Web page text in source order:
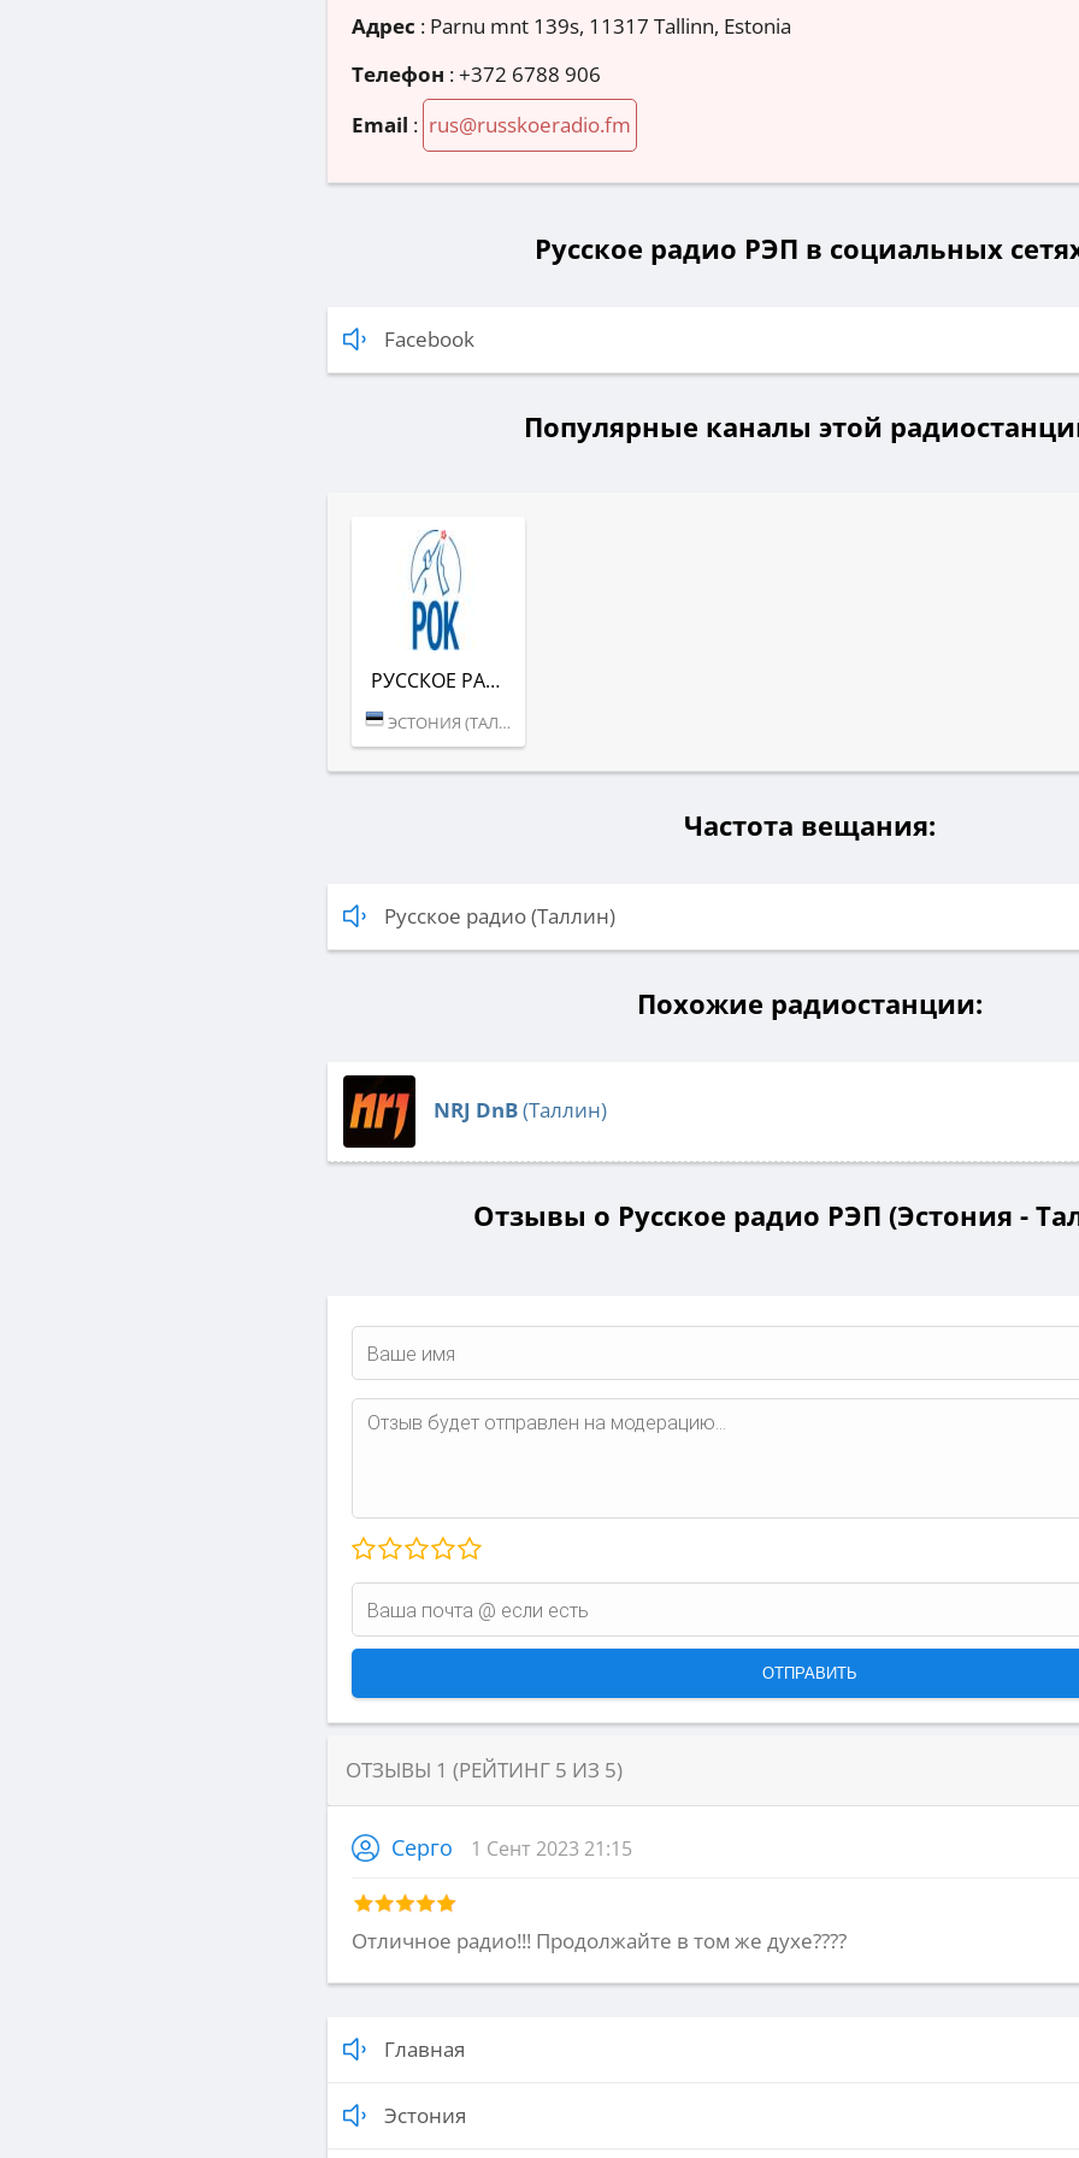
Адрес : Parnu mnt 139s, 11317 Tallinn, Estonia
Телефон :+372 6788 906
Email : rus@russkoeradio.fm
Русское радио РЭП в социальных
Facebook
Популярные каналы этой
РУССКОЕ РАДИО РОК
ЭСТОНИЯ (ТАЛЛИН)
Частота вещания:
Русское радио (Таллин)
Похожие радиостанции:
NRJ DnB(Таллин)
Отзывы о Русское радио РЭП (Эстония -
ОТЗЫВЫ 1 (РЕЙТИНГ 5 ИЗ 5)
Серго 1 Сент 2023 21:15
Отличное радио!!! Продолжайте в том же духе????
Главная
Эстония